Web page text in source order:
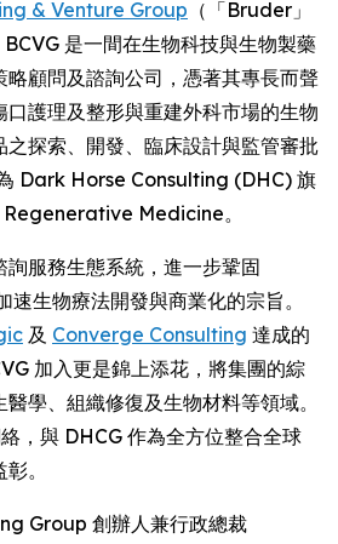
& Venture Group （「Bruder」
是一間在生物科技與生物製藥
略顧問及諮詢公司，憑著其專長而聲
護理及整形與重建外科市場的生物
之探索、開發、臨床設計與監管審批
Dark Horse Consulting (DHC) 旗
Medicine。
詢服務生態系統，進一步鞏固
速生物療法開發與商業化的宗旨。
及 Converge Consulting 達成的
加入更是錦上添花，將集團的綜
學、組織修復及生物材料等領域。
，與 DHCG 作為全方位整合全球
。
Group 創辦人兼行政總裁